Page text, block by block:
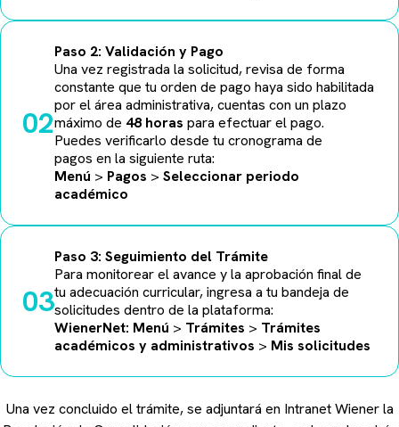
02
Paso 2: Validación y Pago
Una vez registrada la solicitud, revisa de forma
constante que tu orden de pago haya sido habilitada
por el área administrativa, cuentas con un plazo
máximo de 48 horas para efectuar el pago.
Puedes verificarlo desde tu cronograma de
pagos en la siguiente ruta:
Menú > Pagos > Seleccionar periodo
académico
03
Paso 3: Seguimiento del Trámite
Para monitorear el avance y la aprobación final de
tu adecuación curricular, ingresa a tu bandeja de
solicitudes dentro de la plataforma:
WienerNet: Menú > Trámites > Trámites
académicos y administrativos > Mis solicitudes
Una vez concluido el trámite, se adjuntará en Intranet Wiener la